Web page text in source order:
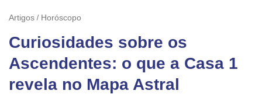
Artigos Horóscopo
Curiosidades sobre os
Ascendentes: o que a Casa 1
revela no Mapa Astral